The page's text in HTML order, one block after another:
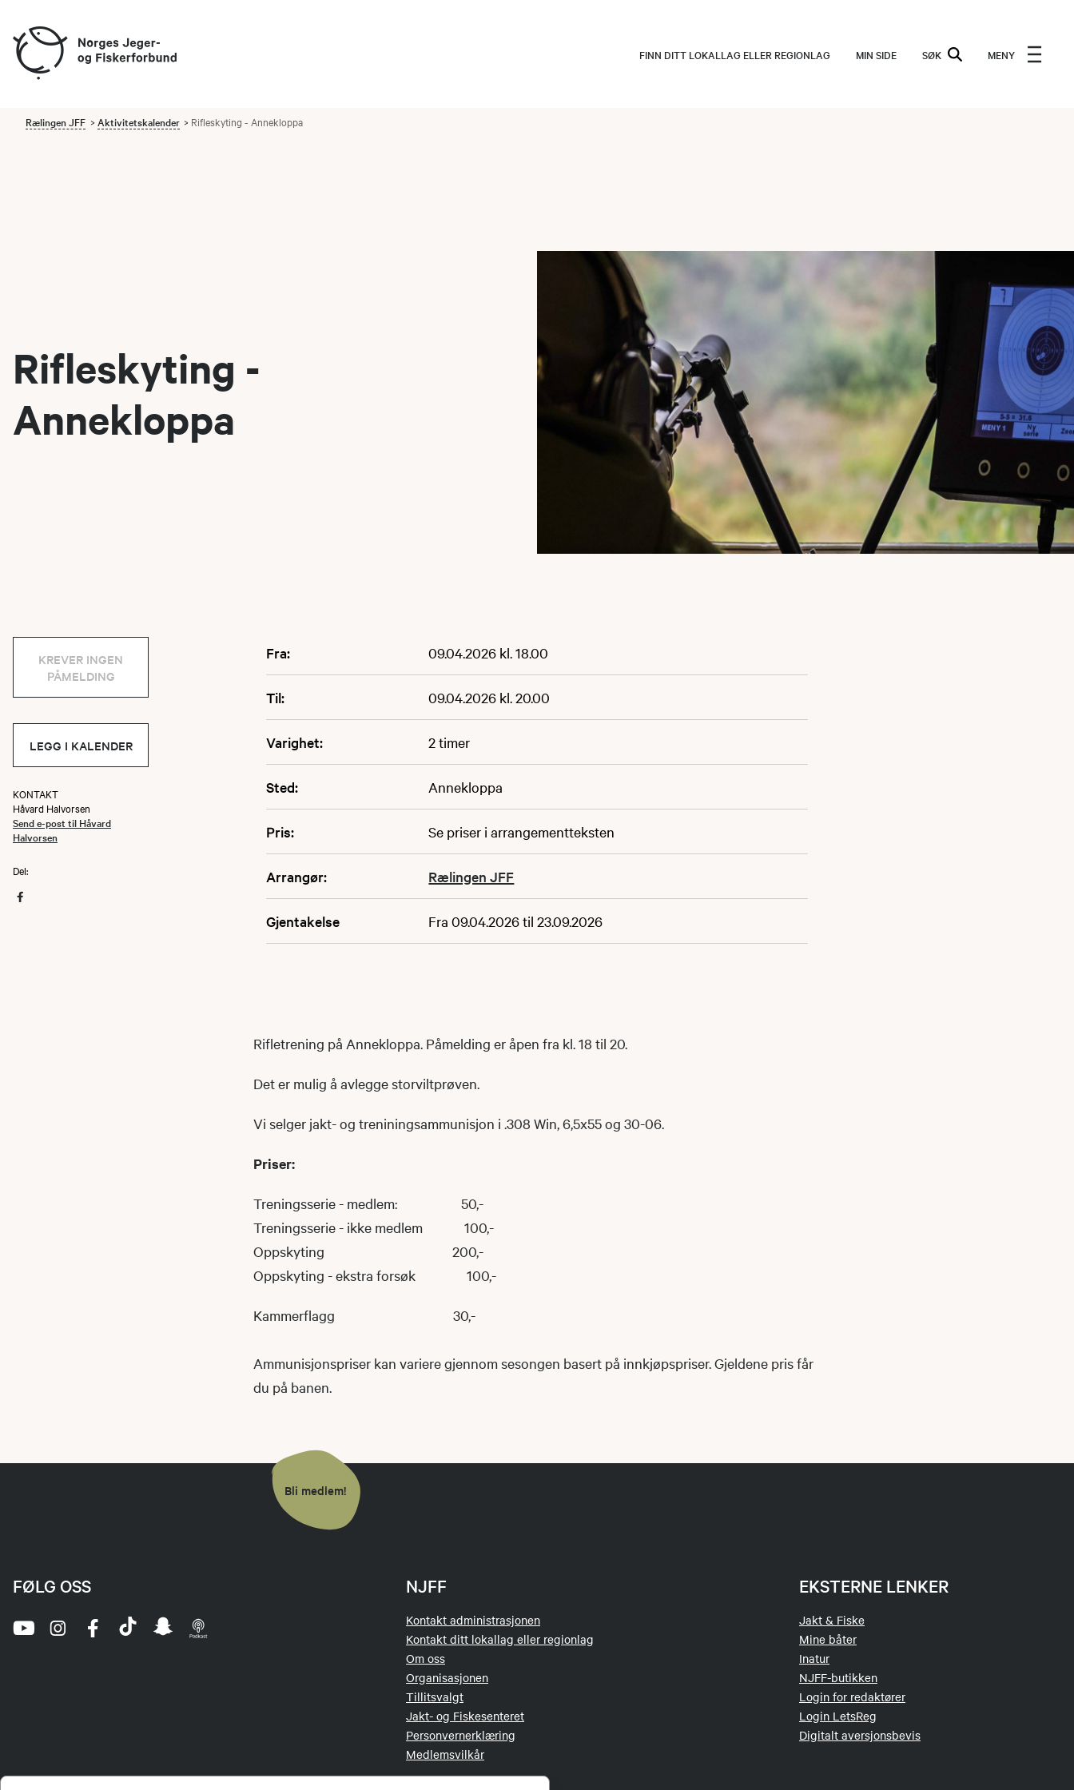
FINN DITT LOKALLAG ELLER REGIONLAG MIN SIDE SØK MENY
Rælingen JFF Aktivitetskalender Rifleskyting - Annekloppa
Rifleskyting -
Annekloppa
Fra: 09.04.2026 kl. 18.00
Til: 09.04.2026 kl. 20.00
Varighet: 2 timer
Sted: Annekloppa
Pris: Se priser i arrangementteksten
Arrangør: Rælingen JFF
Gjentakelse Fra 09.04.2026 til 23.09.2026
KREVER INGEN
PÅMELDING
LEGG I KALENDER
KONTAKT
Håvard Halvorsen
Send e-post til Håvard
Halvorsen
Del:
Rifletrening på Annekloppa. Påmelding er åpen fra kl. 18 til 20.
Det er mulig å avlegge storviltprøven.
Vi selger jakt- og treniningsammunisjon i .308 Win, 6,5x55 og 30-06.
Priser:
Treningsserie - medlem: 50,-
Treningsserie - ikke medlem 100,-
Oppskyting 200,-
Oppskyting - ekstra forsøk 100,-
Kammerflagg 30,-
Ammunisjonspriser kan variere gjennom sesongen basert på innkjøpspriser. Gjeldene pris får
du på banen.
Bli medlem!
NJFF
Kontakt administrasjonen
Kontakt ditt lokallag eller regionlag
Om oss
Organisasjonen
Tillitsvalgt
Jakt- og Fiskesenteret
Personvernerklæring
Medlemsvilkår
EKSTERNE LENKER
Jakt & Fiske
Mine båter
Inatur
NJFF-butikken
Login for redaktører
Login LetsReg
Digitalt aversjonsbevis
FØLG OSS